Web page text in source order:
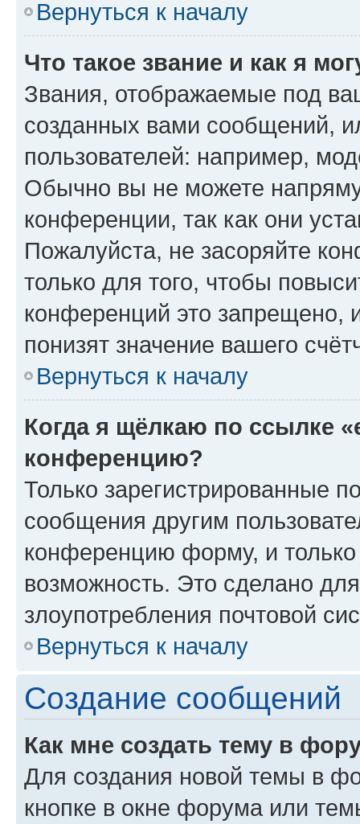
Вернуться к началу
Что такое звание и как я
Звания, отображаемые под
созданных вами сообщений,
пользователей: например,
Обычно вы не можете
конференции, так как они
Пожалуйста, не засоряйте
только для того, чтобы
конференций это запрещено,
понизят значение вашего
Вернуться к началу
Когда я щёлкаю по ссылке
конференцию?
Только зарегистрированные
сообщения другим
конференцию форму, и
возможность. Это сделано
злоупотребления почтовой
Вернуться к началу
Создание сообщений
Как мне создать тему в
Для создания новой темы в
кнопке в окне форума или